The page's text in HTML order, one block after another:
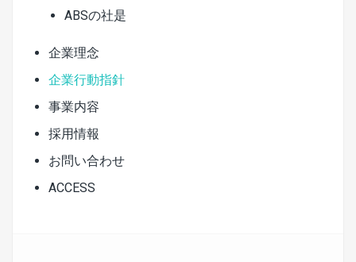
ABSの社是
企業理念
企業行動指針
事業内容
採用情報
お問い合わせ
ACCESS